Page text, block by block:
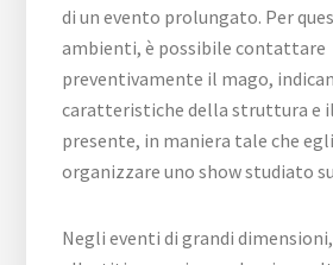
di un evento prolungato. Per
ambienti, è possibile contattare
preventivamente il mago,
caratteristiche della struttura e
presente, in maniera tale che
organizzare uno show studiato
Negli eventi di grandi